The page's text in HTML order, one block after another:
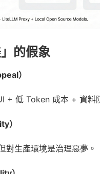
」的假象
）
+ 低 Token 成本 + 資料
）
對生產環境是治理惡夢。